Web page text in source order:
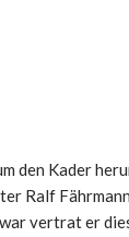
den Kader
Ralf
vertrat er